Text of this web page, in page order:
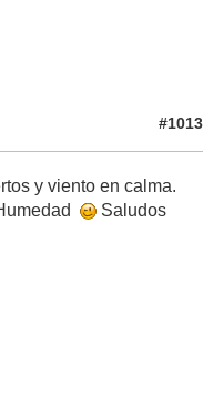
#1013
y viento en calma.
Saludos